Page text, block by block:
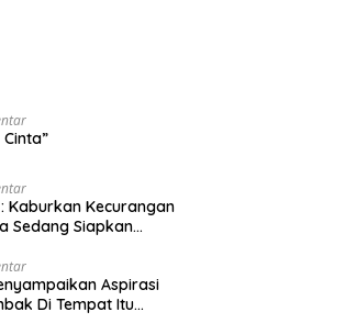
Kaburkan Kecurangan
Sedang Siapkan
Aspirasi
Di Tempat Itu